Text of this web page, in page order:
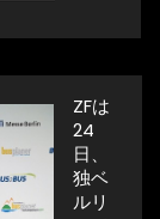
ZFは
24
日、
独ベ
ルリ